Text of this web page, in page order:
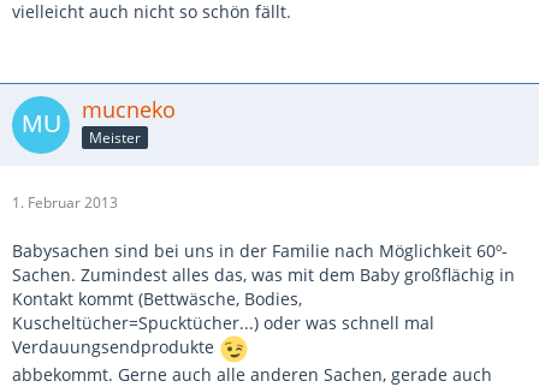
vielleicht auch nicht so schön fällt.
mucneko
Meister
1. Februar 2013
Babysachen sind bei uns in der Familie nach Möglichkeit 60º-
Sachen. Zumindest alles das, was mit dem Baby großflächig in
Kontakt kommt (Bettwäsche, Bodies,
Kuscheltücher=Spucktücher...) oder was schnell mal
Verdauungsendprodukte
abbekommt. Gerne auch alle anderen Sachen, gerade auch